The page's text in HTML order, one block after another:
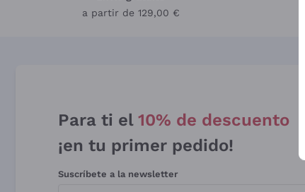
a partir de 129,00 €
Para ti el 10% de descuento
¡en tu primer pedido!
Suscríbete a la newsletter